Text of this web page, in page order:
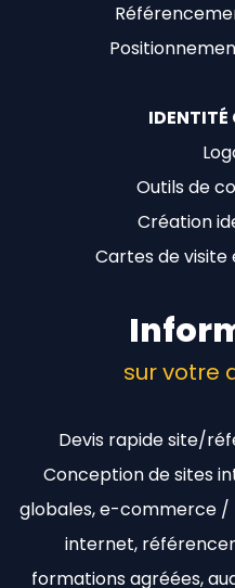
IDENTITÉ
Outils de
Création
Cartes de
sur votre
Devis rapide site/
Conception de sites
globales, e-commerce
internet,
formations agréées,